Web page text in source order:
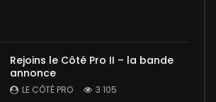
Rejoins le Côté Pro II – la bande
annonce
LE CÔTÉ PRO 3 105